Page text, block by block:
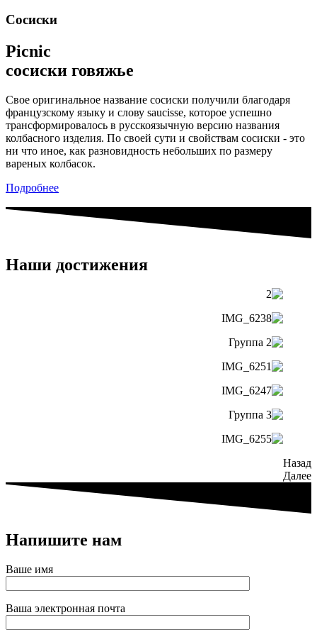
Сосиски
Picnic
сосиски говяжье
Свое оригинальное название сосиски получили благодаря
французскому языку и слову saucisse, которое успешно
трансформировалось в русскоязычную версию названия
колбасного изделия. По своей сути и свойствам сосиски - это
ни что иное, как разновидность небольших по размеру
вареных колбасок.
Подробнее
Наши достижения
Назад
Далее
Напишите нам
Ваше имя
Ваша электронная почта